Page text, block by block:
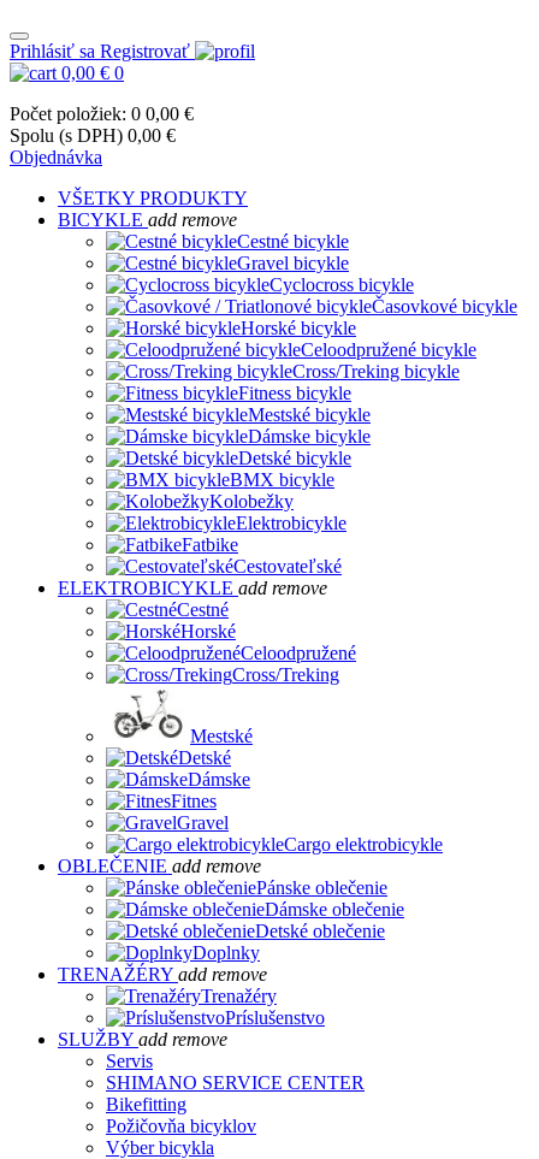
Prihlásiť sa Registrovať
0,00 € 0
Počet položiek: 0 0,00 €
Spolu (s DPH) 0,00 €
Objednávka
VŠETKY PRODUKTY
BICYKLE add remove
Cestné bicykle
Gravel bicykle
Cyclocross bicykle
Časovkové bicykle
Horské bicykle
Celoodpružené bicykle
Cross/Treking bicykle
Fitness bicykle
Mestské bicykle
Dámske bicykle
Detské bicykle
BMX bicykle
Kolobežky
Elektrobicykle
Fatbike
Cestovateľské
ELEKTROBICYKLE add remove
Cestné
Horské
Celoodpružené
Cross/Treking
Mestské
Detské
Dámske
Fitnes
Gravel
Cargo elektrobicykle
OBLEČENIE add remove
Pánske oblečenie
Dámske oblečenie
Detské oblečenie
Doplnky
TRENAŽÉRY add remove
Trenažéry
Príslušenstvo
SLUŽBY add remove
Servis
SHIMANO SERVICE CENTER
Bikefitting
Požičovňa bicyklov
Výber bicykla